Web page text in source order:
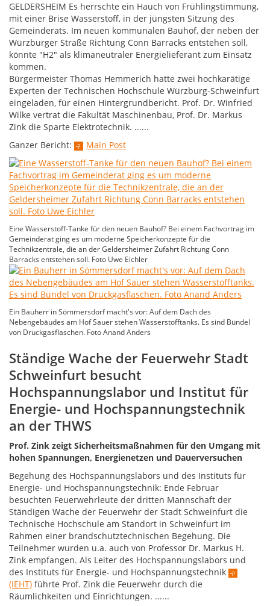
GELDERSHEIM Es herrschte ein Hauch von Frühlingstimmung,
mit einer Brise Wasserstoff, in der jüngsten Sitzung des
Gemeinderats. Im neuen kommunalen Bauhof, der neben der
Würzburger Straße Richtung Conn Barracks entstehen soll,
könnte "H2" als klimaneutraler Energielieferant zum Einsatz
kommen.
Bürgermeister Thomas Hemmerich hatte zwei hochkarätige
Experten der Technischen Hochschule Würzburg-Schweinfurt
eingeladen, für einen Hintergrundbericht. Prof. Dr. Winfried
Wilke vertrat die Fakultät Maschinenbau, Prof. Dr. Markus
Zink die Sparte Elektrotechnik. ......
Ganzer Bericht:
Main Post
Eine Wasserstoff-Tanke für den neuen Bauhof? Bei einem Fachvortrag im
Gemeinderat ging es um moderne Speicherkonzepte für die
Technikzentrale, die an der Geldersheimer Zufahrt Richtung Conn
Barracks entstehen soll. Foto Uwe Eichler
Ein Bauherr in Sömmersdorf macht's vor: Auf dem Dach des
Nebengebäudes am Hof Sauer stehen Wasserstofftanks. Es sind Bündel
von Druckgasflaschen. Foto Anand Anders
Ständige Wache der Feuerwehr Stadt
Schweinfurt besucht
Hochspannungslabor und Institut für
Energie- und Hochspannungstechnik
an der THWS
Prof. Zink zeigt Sicherheitsmaßnahmen für den Umgang mit
hohen Spannungen, Energienetzen und Dauerversuchen
Begehung des Hochspannungslabors und des Instituts für
Energie- und Hochspannungstechnik: Ende Februar
besuchten Feuerwehrleute der dritten Mannschaft der
Ständigen Wache der Feuerwehr der Stadt Schweinfurt die
Technische Hochschule am Standort in Schweinfurt im
Rahmen einer brandschutztechnischen Begehung. Die
Teilnehmer wurden u.a. auch von Professor Dr. Markus H.
Zink empfangen. Als Leiter des Hochspannungslabors und
des Instituts für Energie- und Hochspannungstechnik
(IEHT) führte Prof. Zink die Feuerwehr durch die
Räumlichkeiten und Einrichtungen. ......